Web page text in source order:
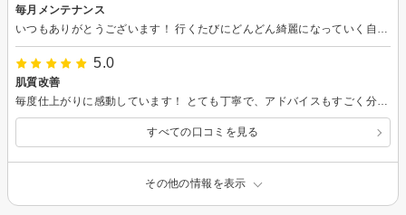
毎月メンテナンス
いつもありがとうございます！ 行くたびにどんどん綺麗になっていく自分の肌を見て、一緒に喜んでくれたり、前向きな言葉を沢山かけてくださり嬉しいです！ プライベートな話も気軽にできて、毎月の楽しみです！ また来月もよろしくお願いします！
5.0
肌質改善
毎度仕上がりに感動しています！ とても丁寧で、アドバイスもすごく分かりやすく説明して下さり沢山質問もしちゃってます！笑 行くたびに綺麗になる肌を見てモチベも上がるし、周りの人からも褒められて大満足です！
すべての口コミを見る
その他の情報を表示